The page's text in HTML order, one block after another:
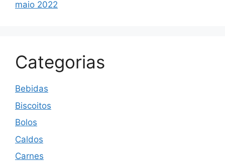
maio 2022
Categorias
Bebidas
Biscoitos
Bolos
Caldos
Carnes